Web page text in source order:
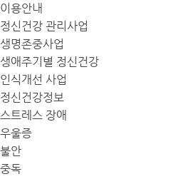
이용안내
정신건강 관리사업
생명존중사업
생애주기별 정신건강
인식개선 사업
정신건강정보
스트레스 장애
우울증
불안
중독